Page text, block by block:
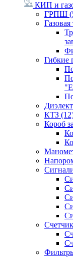
КИП и
ГРПШ
Гибкие
КТЗ
Короб